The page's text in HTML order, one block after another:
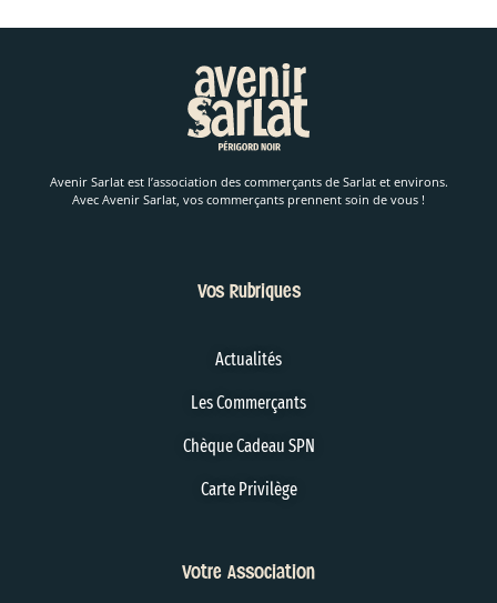
Avenir Sarlat est l’association des commerçants de Sarlat et environs.
Avec Avenir Sarlat, vos commerçants prennent soin de vous !
Vos Rubriques
Actualités
Les Commerçants
Chèque Cadeau SPN
Carte Privilège
Votre Association